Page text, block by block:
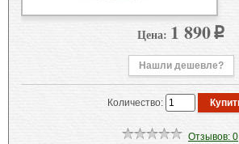
Цена: 1 890 p
Нашли дешевле?
Количество:
Отзывов: 0